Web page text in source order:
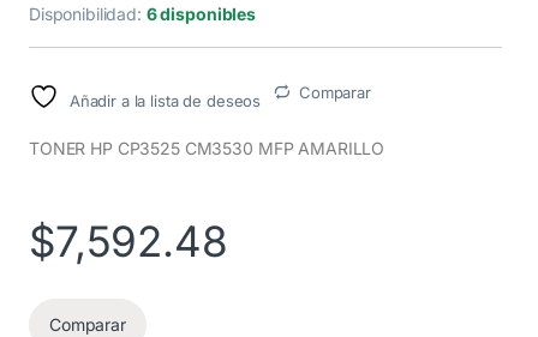
Disponibilidad: 6 disponibles
Añadir a la lista de deseos Comparar
TONER HP CP3525 CM3530 MFP AMARILLO
$7,592.48
Comparar